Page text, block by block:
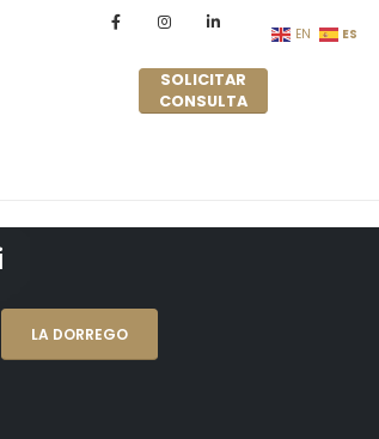
SOLICITAR
CONSULTA
LA DORREGO
EN ES